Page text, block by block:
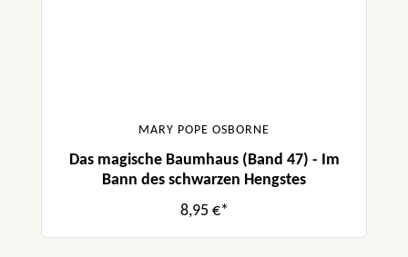
MARY POPE OSBORNE
Das magische Baumhaus (Band 47) - Im
Bann des schwarzen Hengstes
8,95 €*